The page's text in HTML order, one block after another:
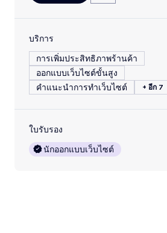
บริการ
การเพิ่มประสิทธิภาพร้านค้า
ออกแบบเว็บไซต์ขั้นสูง
คำแนะนำการทำเว็บไซต์
+ อีก 7
ใบรับรอง
นักออกแบบเว็บไซต์